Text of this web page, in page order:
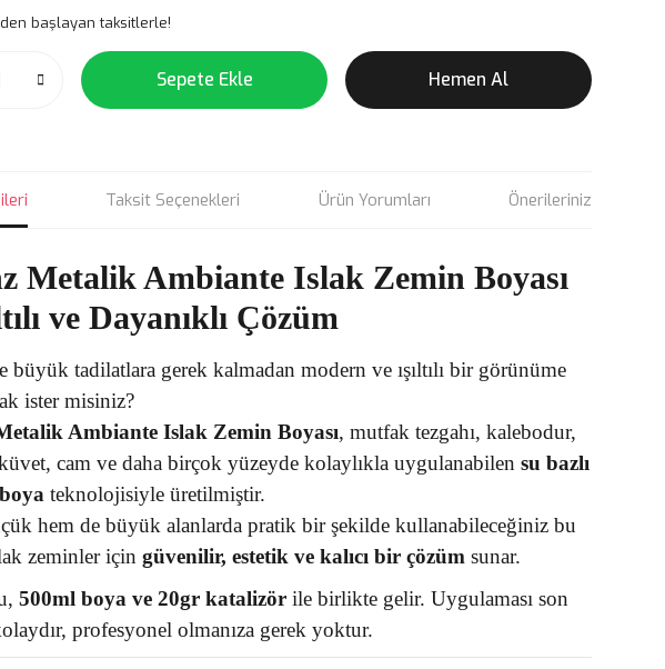
den başlayan taksitlerle!
Sepete Ekle Hemen Al
Taksit Seçenekleri Ürün Yorumları Önerileriniz
Metalik Ambiante Islak Zemin Boyası
ve Dayanıklı Çözüm
büyük tadilatlara gerek kalmadan modern ve ışıltılı bir görünüme
ister misiniz?
Ambiante Islak Zemin Boyası, mutfak tezgahı, kalebodur,
cam ve daha birçok yüzeyde kolaylıkla uygulanabilen su bazlı
teknolojisiyle üretilmiştir.
hem de büyük alanlarda pratik bir şekilde kullanabileceğiniz bu
zeminler için güvenilir, estetik ve kalıcı bir çözüm sunar.
500ml boya ve 20gr katalizör ile birlikte gelir. Uygulaması son
profesyonel olmanıza gerek yoktur.